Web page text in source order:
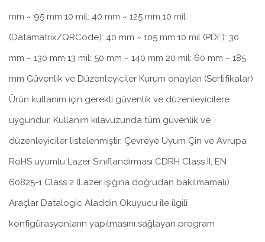
mm ~ 95 mm 10 mil: 40 mm ~ 125 mm 10 mil
(Datamatrix/QRCode): 40 mm ~ 105 mm 10 mil (PDF): 30
mm ~ 130 mm 13 mil: 50 mm ~ 140 mm 20 mil: 60 mm ~ 185
mm Güvenlik ve Düzenleyiciler Kurum onayları (Sertifikalar)
Ürün kullanım için gerekli güvenlik ve düzenleyicilere
uygundur. Kullanım kılavuzunda tüm güvenlik ve
düzenleyiciler listelenmiştir. Çevreye Uyum Çin ve Avrupa
RoHS uyumlu Lazer Sınıflandırması CDRH Class II, EN
60825-1 Class 2 (Lazer ışığına doğrudan bakılmamalı)
Araçlar Datalogic Aladdin Okuyucu ile ilgili
konfigürasyonların yapılmasını sağlayan program